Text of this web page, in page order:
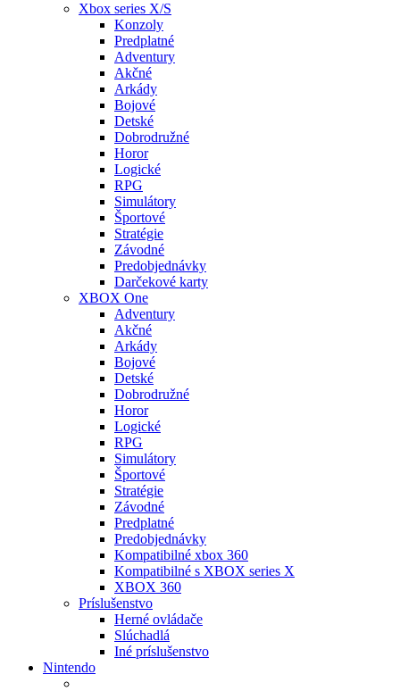
Xbox series X/S
Konzoly
Predplatné
Adventury
Akčné
Arkády
Bojové
Detské
Dobrodružné
Horor
Logické
RPG
Simulátory
Športové
Stratégie
Závodné
Predobjednávky
Darčekové karty
XBOX One
Adventury
Akčné
Arkády
Bojové
Detské
Dobrodružné
Horor
Logické
RPG
Simulátory
Športové
Stratégie
Závodné
Predplatné
Predobjednávky
Kompatibilné xbox 360
Kompatibilné s XBOX series X
XBOX 360
Príslušenstvo
Herné ovládače
Slúchadlá
Iné príslušenstvo
Nintendo